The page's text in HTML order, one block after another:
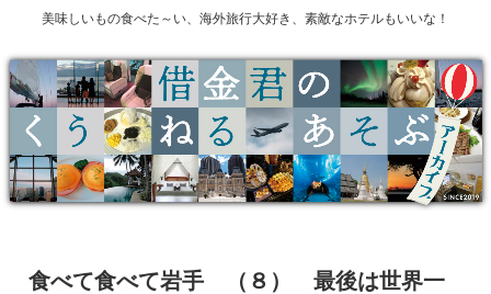
美味しいもの食べた～い、海外旅行大好き、素敵なホテルもいいな！
食べて食べて岩手 （８） 最後は世界一